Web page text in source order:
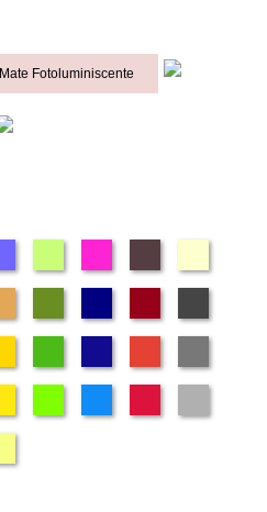
Mate Fotoluminiscente